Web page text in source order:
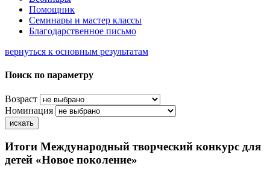
Вебинары
Помощник
Семинары и мастер классы
Благодарственное письмо
вернуться к основным результатам
Поиск по параметру
Возраст
Номинация
Итоги Международный творческий конкурс для
детей «Новое поколение»